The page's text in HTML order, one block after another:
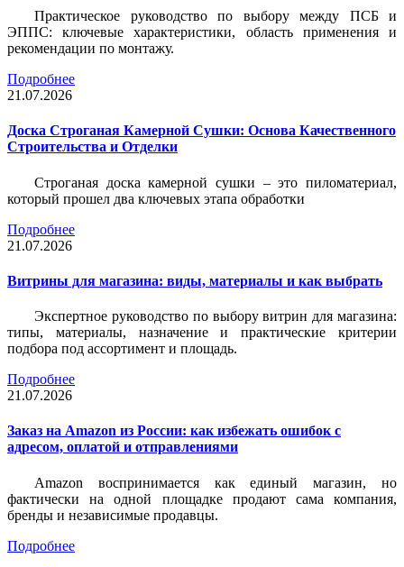
Практическое руководство по выбору между ПСБ и
ЭППС: ключевые характеристики, область применения и
рекомендации по монтажу.
Подробнее
21.07.2026
Доска Строганая Камерной Сушки: Основа Качественного
Строительства и Отделки
Строганая доска камерной сушки – это пиломатериал,
который прошел два ключевых этапа обработки
Подробнее
21.07.2026
Витрины для магазина: виды, материалы и как выбрать
Экспертное руководство по выбору витрин для магазина:
типы, материалы, назначение и практические критерии
подбора под ассортимент и площадь.
Подробнее
21.07.2026
Заказ на Amazon из России: как избежать ошибок с
адресом, оплатой и отправлениями
Amazon воспринимается как единый магазин, но
фактически на одной площадке продают сама компания,
бренды и независимые продавцы.
Подробнее